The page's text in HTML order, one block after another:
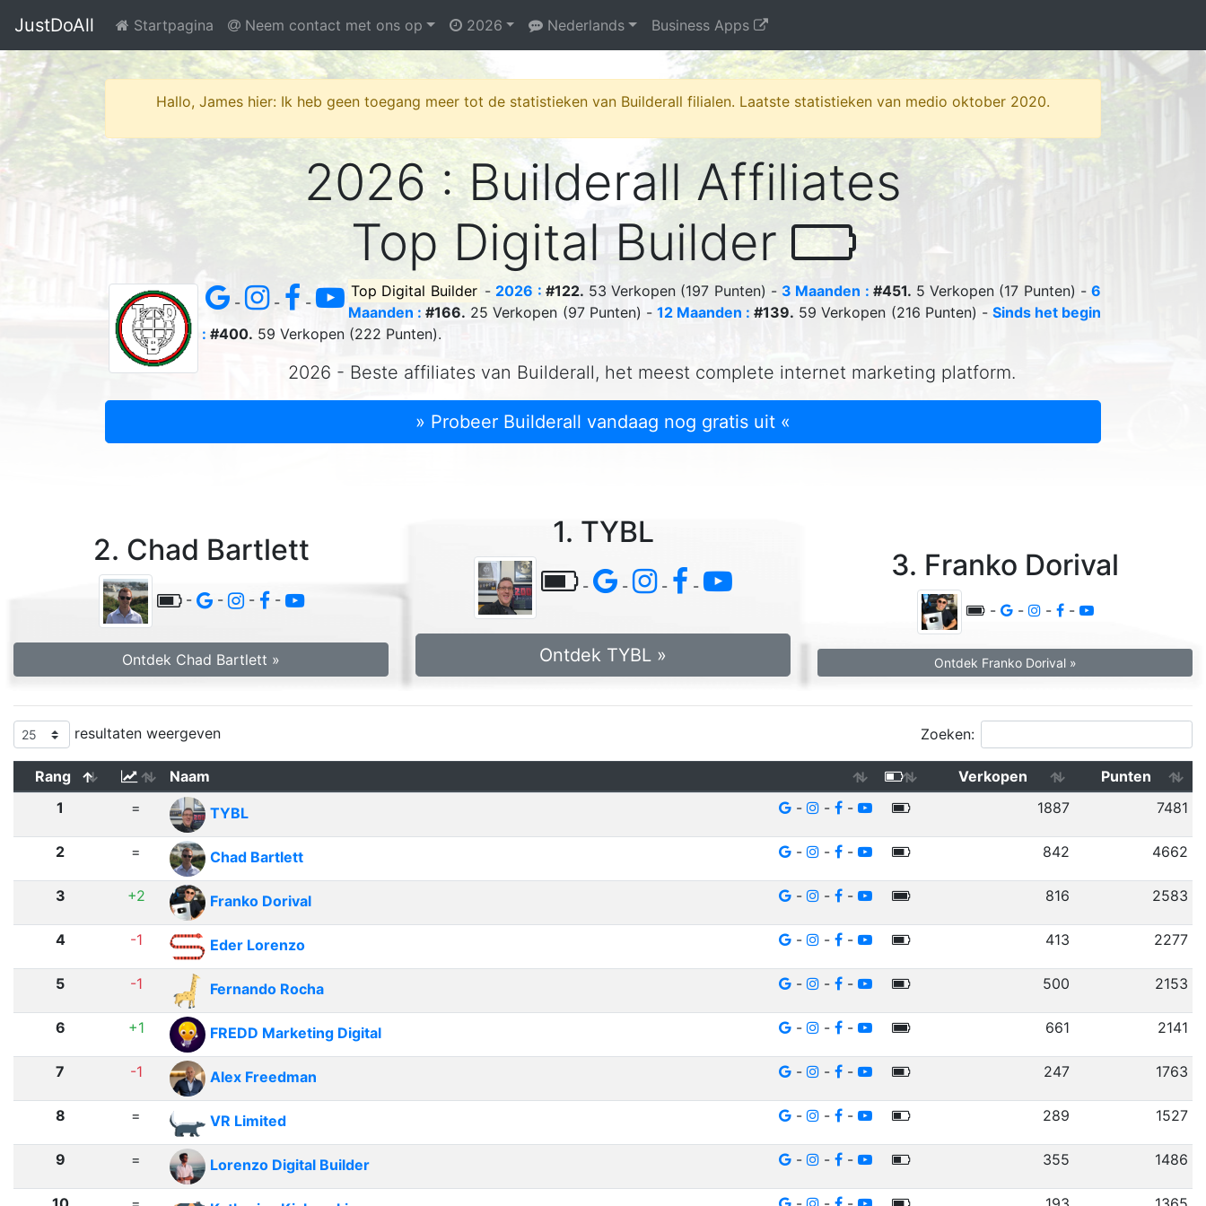
JustDoAll Startpagina Neem contact met ons op 2026 Nederlands Business Apps
Hallo, James hier: Ik heb geen toegang meer tot de statistieken van Builderall filialen. Laatste statistieken van medio oktober 2020.
2026 : Builderall Affiliates
Top Digital Builder
- - -
Top Digital Builder - 2026 : #122. 53 Verkopen (197 Punten) - 3 Maanden : #451. 5 Verkopen (17 Punten) -6
Maanden : #166. 25 Verkopen (97 Punten) - 12 Maanden : #139. 59 Verkopen (216 Punten) - Sinds het begin
: #400. 59 Verkopen (222 Punten).
2026 - Beste affiliates van Builderall, het meest complete internet marketing platform.
» Probeer Builderall vandaag nog gratis uit «
2. Chad Bartlett
- - - -
Ontdek Chad Bartlett »
1. TYBL
- - - -
Ontdek TYBL »
3. Franko Dorival
- - - -
Ontdek Franko Dorival »
resultaten weergeven Zoeken:
Rang Naam Verkopen
Punten
1
= TYBL - - - 1887 7481
2 = Chad Bartlett - - - 842 4662
3 +2 Franko Dorival - - - 816 2583
4 -1 Eder Lorenzo - - - 413 2277
5 -1 Fernando Rocha - - - 500 2153
6 +1 FREDD Marketing Digital - - - 661 2141
7 -1 Alex Freedman - - - 247 1763
8 = VR Limited - - - 289 1527
9 = Lorenzo Digital Builder - - - 355 1486